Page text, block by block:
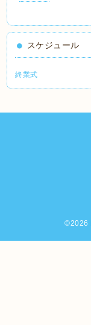
スケジュール
終業式
©2026